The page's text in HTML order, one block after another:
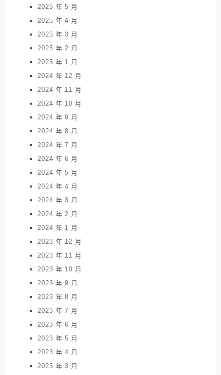
2025 年 5 月
2025 年 4 月
2025 年 3 月
2025 年 2 月
2025 年 1 月
2024 年 12 月
2024 年 11 月
2024 年 10 月
2024 年 9 月
2024 年 8 月
2024 年 7 月
2024 年 6 月
2024 年 5 月
2024 年 4 月
2024 年 3 月
2024 年 2 月
2024 年 1 月
2023 年 12 月
2023 年 11 月
2023 年 10 月
2023 年 9 月
2023 年 8 月
2023 年 7 月
2023 年 6 月
2023 年 5 月
2023 年 4 月
2023 年 3 月